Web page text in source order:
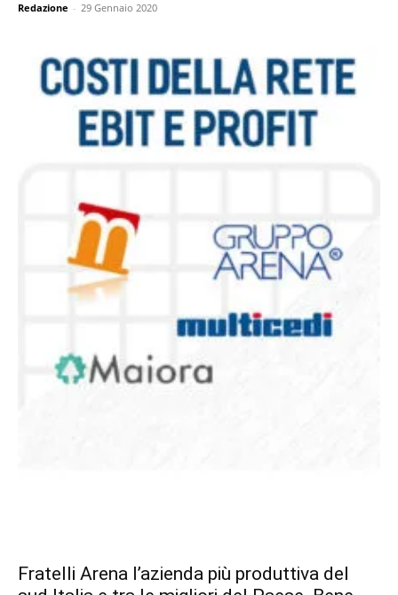
Redazione - 29 Gennaio 2020
Fratelli Arena l’azienda più produttiva del